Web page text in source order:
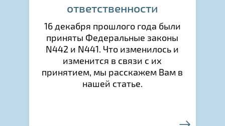
ответственности
16 декабря прошлого года были
приняты Федеральные законы
N442 и N441. Что изменилось и
изменится в связи с их
принятием, мы расскажем Вам в
нашей статье.